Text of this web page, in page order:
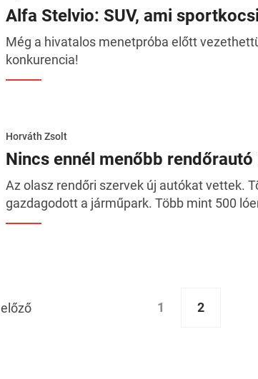
Alfa Stelvio: SUV, ami
Még a hivatalos menetpróba előtt
konkurencia!
Horváth Zsolt
Nincs ennél menőbb rendőrautó
Az olasz rendőri szervek új autókat vettek.
gazdagodott a járműpark. Több mint 500
előző 1 2